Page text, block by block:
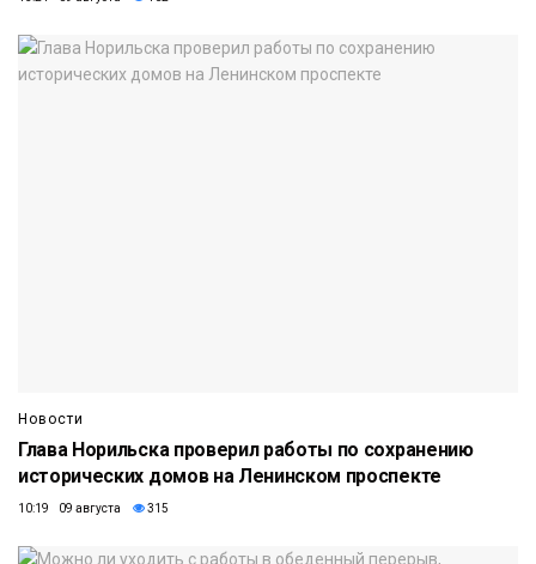
Новости
Глава Норильска проверил работы по сохранению
исторических домов на Ленинском проспекте
10:19 09 августа 315